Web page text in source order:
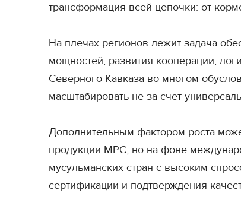
трансформация всей цепочки: от
На плечах регионов лежит задача
мощностей, развития кооперации,
Северного Кавказа во многом
масштабировать не за счет
Дополнительным фактором роста
продукции МРС, но на фоне
мусульманских стран с высоким
сертификации и подтверждения